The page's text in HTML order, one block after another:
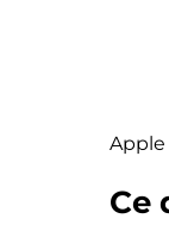
Apple
Ce